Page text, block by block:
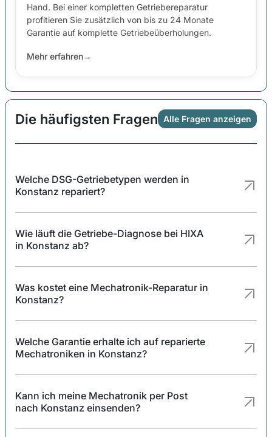
Hand. Bei einer kompletten Getriebereparatur
profitieren Sie zusätzlich von bis zu 24 Monate
Garantie auf komplette Getriebeüberholungen.
Mehr erfahren→
Die häufigsten Fragen Alle Fragen anzeigen
Welche DSG-Getriebetypen werden in
Konstanz repariert?
Wie läuft die Getriebe-Diagnose bei HIXA
in Konstanz ab?
Was kostet eine Mechatronik-Reparatur in
Konstanz?
Welche Garantie erhalte ich auf reparierte
Mechatroniken in Konstanz?
Kann ich meine Mechatronik per Post
nach Konstanz einsenden?